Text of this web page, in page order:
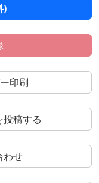
)
印刷
稿する
わせ